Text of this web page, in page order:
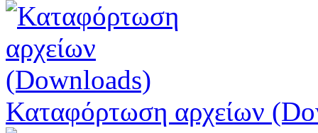
Καταφόρτωση αρχείων